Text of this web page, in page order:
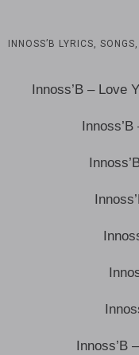
INNOSS’B LYRICS,
Innoss’B – Love
Innoss’B